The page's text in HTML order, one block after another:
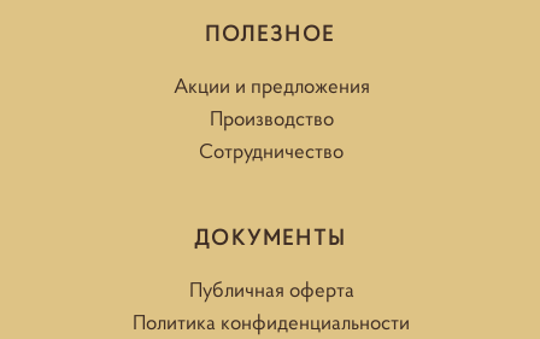
ПОЛЕЗНОЕ
Акции и предложения
Производство
Сотрудничество
ДОКУМЕНТЫ
Публичная оферта
Политика конфиденциальности